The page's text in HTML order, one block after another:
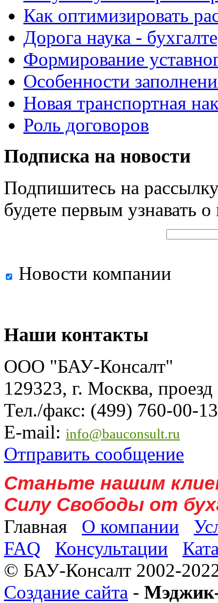
Как оптимизировать
Дорога наука -
Формирование
Особенности
Новая транспортная
Роль договоров
Подписка на новости
Подпишитесь на
будете первым узнавать
Новости компании
Наши контакты
ООО "БАУ-Консалт"
129323, г. Москва,
Тел./факс: (499) 760-00-
E-mail: info@bauconsult.ru
Отправить сообщение
Станьте нашим
Силу Свободы от
Главная
О компании
FAQ
Консультации
© БАУ-Консалт 2002-
Создание сайта -